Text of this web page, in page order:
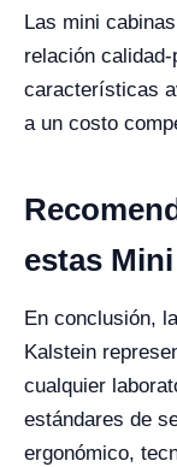
Las mini
relación
características
a un costo
estas
En conclusión,
Kalstein
cualquier
estándares de
ergonómico,